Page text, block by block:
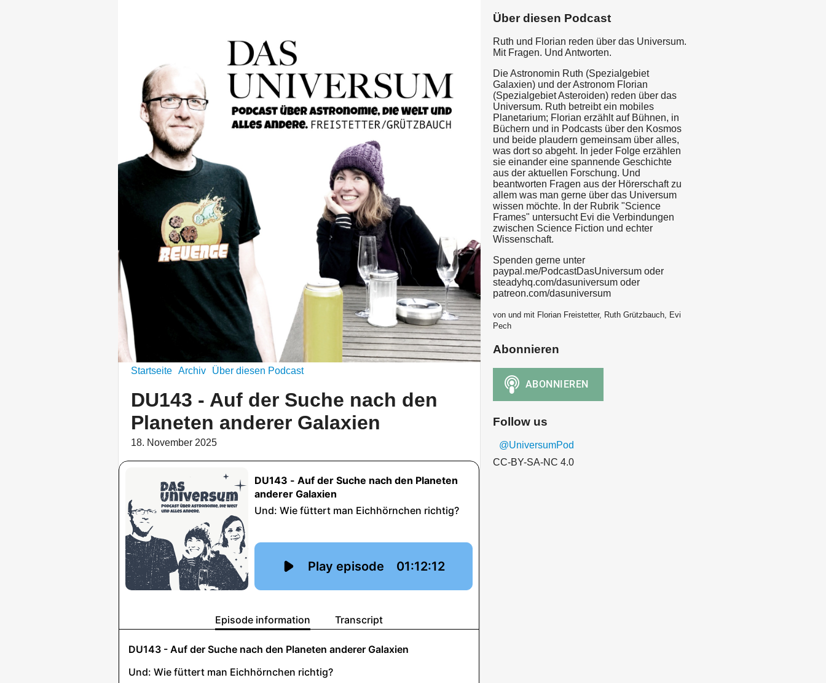
Startseite Archiv Über diesen Podcast
DU143 - Auf der Suche nach den
Planeten anderer Galaxien
18. November 2025
Über diesen Podcast
Ruth und Florian reden über das Universum.
Mit Fragen. Und Antworten.
Die Astronomin Ruth (Spezialgebiet
Galaxien) und der Astronom Florian
(Spezialgebiet Asteroiden) reden über das
Universum. Ruth betreibt ein mobiles
Planetarium; Florian erzählt auf Bühnen, in
Büchern und in Podcasts über den Kosmos
und beide plaudern gemeinsam über alles,
was dort so abgeht. In jeder Folge erzählen
sie einander eine spannende Geschichte
aus der aktuellen Forschung. Und
beantworten Fragen aus der Hörerschaft zu
allem was man gerne über das Universum
wissen möchte. In der Rubrik "Science
Frames" untersucht Evi die Verbindungen
zwischen Science Fiction und echter
Wissenschaft.
Spenden gerne unter
paypal.me/PodcastDasUniversum oder
steadyhq.com/dasuniversum oder
patreon.com/dasuniversum
von und mit Florian Freistetter, Ruth Grützbauch, Evi
Pech
Abonnieren
Follow us
@UniversumPod
CC-BY-SA-NC 4.0